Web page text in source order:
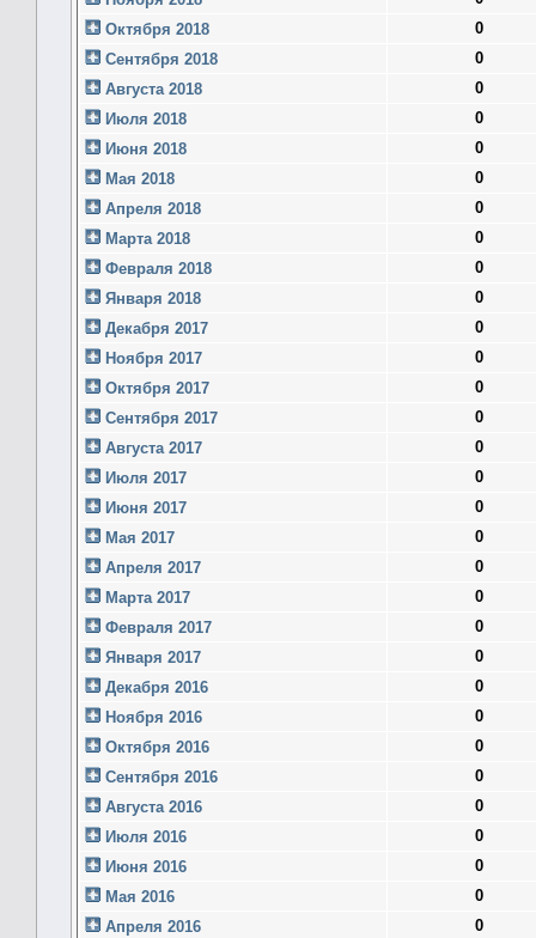
Октября 2018
0
Сентября 2018
0
Августа 2018
0
Июля 2018
0
Июня 2018
0
Мая 2018
0
Апреля 2018
0
Марта 2018
0
Февраля 2018
0
Января 2018
0
Декабря 2017
0
Ноября 2017
0
Октября 2017
0
Сентября 2017
0
Августа 2017
0
Июля 2017
0
Июня 2017
0
Мая 2017
0
Апреля 2017
0
Марта 2017
0
Февраля 2017
0
Января 2017
0
Декабря 2016
0
Ноября 2016
0
Октября 2016
0
Сентября 2016
0
Августа 2016
0
Июля 2016
0
Июня 2016
0
Мая 2016
0
Апреля 2016
0